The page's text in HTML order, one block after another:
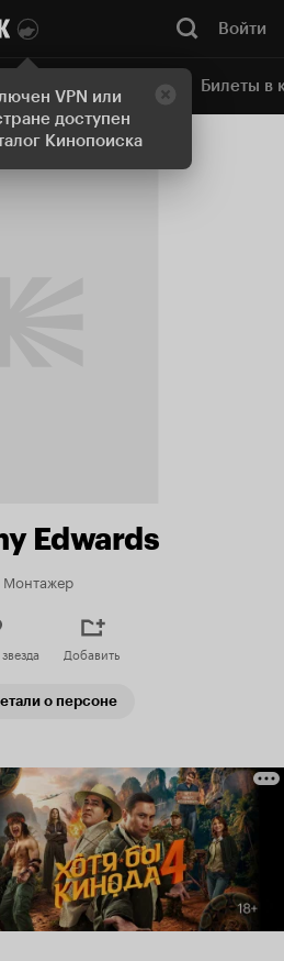
VPN или
доступен
Кинопоиска
Войти
Онлайн-кинотеатр Билеты в
Edwards
Монтажер
Добавить
о персоне